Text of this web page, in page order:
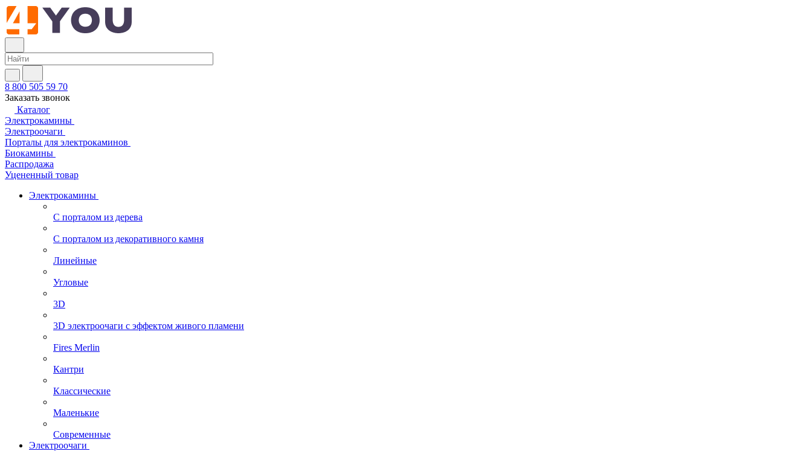
8 800 505 59 70
Заказать звонок
Каталог
Электрокамины
Электроочаги
Порталы для электрокаминов
Биокамины
Распродажа
Уцененный товар
Электрокамины
С порталом из дерева
С порталом из декоративного камня
Линейные
Угловые
3D
3D электроочаги с эффектом живого пламени
Fires Merlin
Кантри
Классические
Маленькие
Современные
Электроочаги